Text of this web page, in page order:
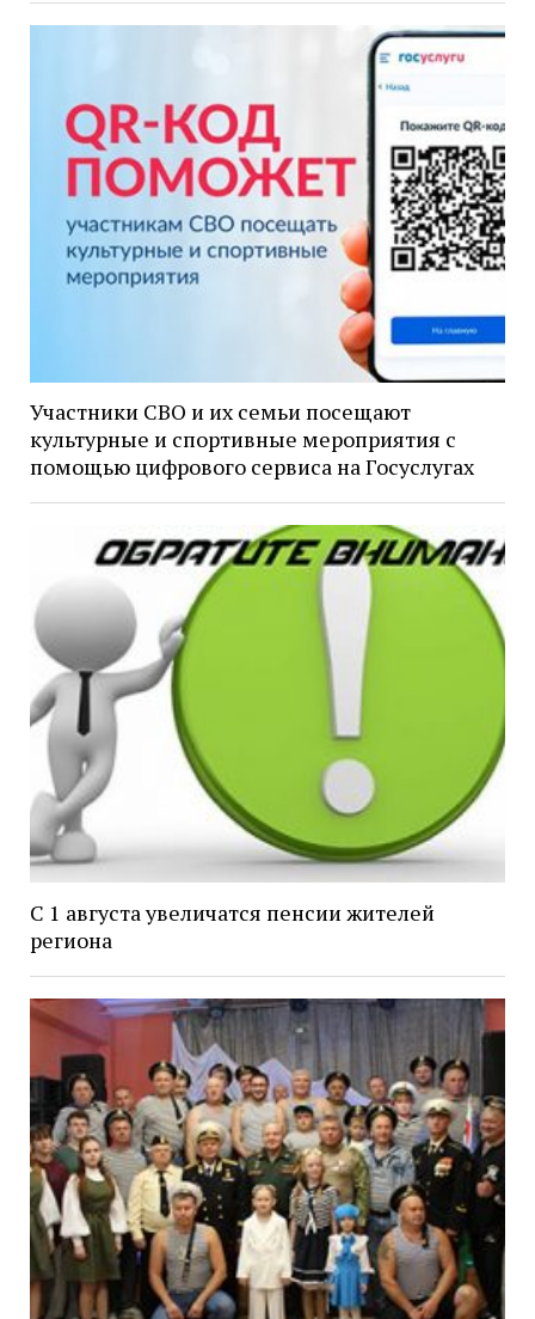
Участники СВО и их семьи посещают
культурные и спортивные мероприятия с
помощью цифрового сервиса на Госуслугах
С 1 августа увеличатся пенсии жителей
региона